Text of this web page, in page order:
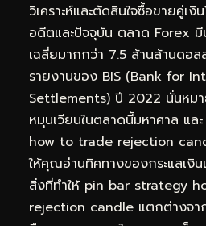
วิเคราะห์และตัดสินใจซื้อขายคู่เ
อดีตและปัจจุบัน ตลาด Forex
เฉลี่ยมากกว่า 7.5 ล้านล้านดอ
รายงานของ BIS (Bank for
Settlements) ปี 2022 นั่นหมา
หมุนเวียนในตลาดนี้มหาศาล แ
how to trade rejection
ให้คุณอ่านทิศทางของกระแสเงิน
สิ่งที่ทำให้ pin bar strategy
rejection candle แตกต่างจาก